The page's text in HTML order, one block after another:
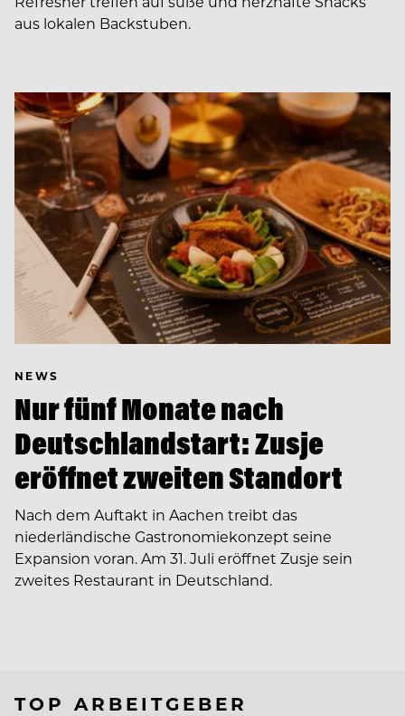
aus lokalen Backstuben.
NEWS
Nur fünf Monate nach
Deutschlandstart: Zusje
eröffnet zweiten Standort
Nach dem Auftakt in Aachen treibt das
niederländische Gastronomiekonzept seine
Expansion voran. Am 31. Juli eröffnet Zusje sein
zweites Restaurant in Deutschland.
TOP ARBEITGEBER